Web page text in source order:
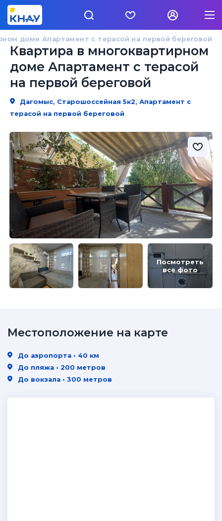
доме Апартамент с терасой на первой береговой
Квартира в многоквартирном
доме Апартамент с терасой
на первой береговой
Дагомыс, Старошоссейная 5к2, Апартамент с
терасой на первой береговой
Посмотреть
все фото
Местоположение на карте
До аэропорта • 40 км
До пляжа • 200 метров
До вокзала • 300 метров